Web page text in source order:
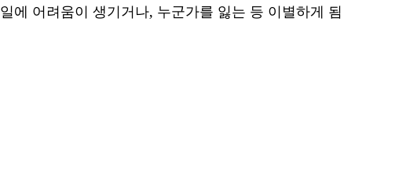
일에 어려움이 생기거나, 누군가를 잃는 등 이별하게 됨